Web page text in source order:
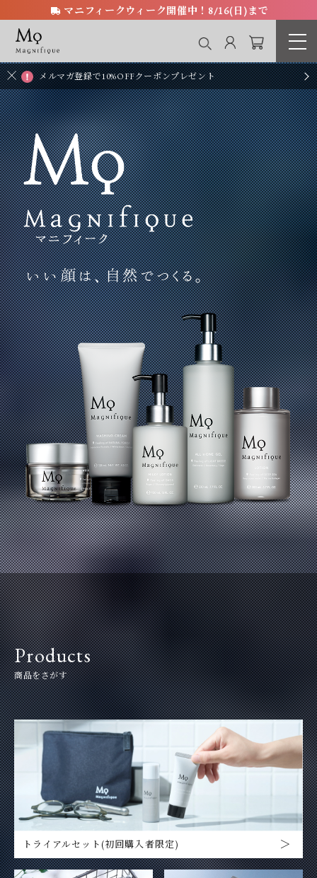
メルマガ登録で10%OFFクーポンプレゼント
マニフィークウィーク開催中！8/16(日)まで
Products
商品をさがす
トライアルセット(初回購入者限定)